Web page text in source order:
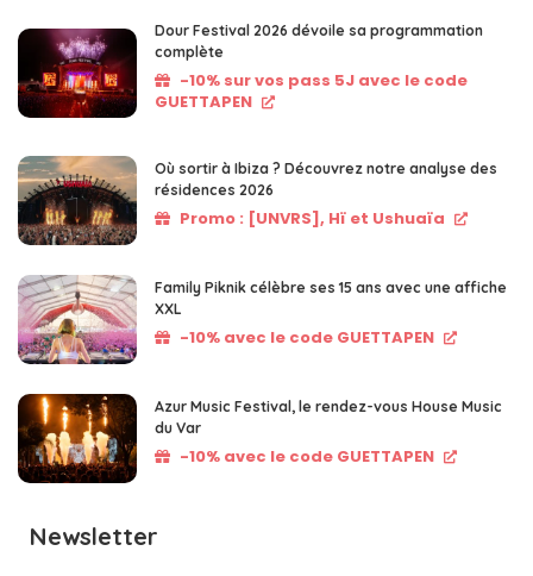
Dour Festival 2026 dévoile sa programmation
complète
-10% sur vos pass 5J avec le code
GUETTAPEN
Où sortir à Ibiza ? Découvrez notre analyse des
résidences 2026
Promo : [UNVRS], Hï et Ushuaïa
Family Piknik célèbre ses 15 ans avec une affiche
XXL
-10% avec le code GUETTAPEN
Azur Music Festival, le rendez-vous House Music
du Var
-10% avec le code GUETTAPEN
Newsletter